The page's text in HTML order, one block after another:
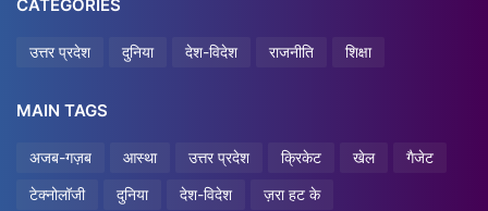
CATEGORIES
उत्तर प्रदेश दुनिया देश-विदेश राजनीति शिक्षा
MAIN TAGS
अजब-गज़ब आस्था उत्तर प्रदेश क्रिकेट खेल
गैजेट
टेक्नोलॉजी
दुनिया देश-विदेश ज़रा हट के